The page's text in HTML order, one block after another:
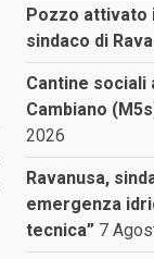
Pozzo attivato
sindaco di
Cantine
Cambiano
2026
Ravanusa,
emergenza
tecnica” 7